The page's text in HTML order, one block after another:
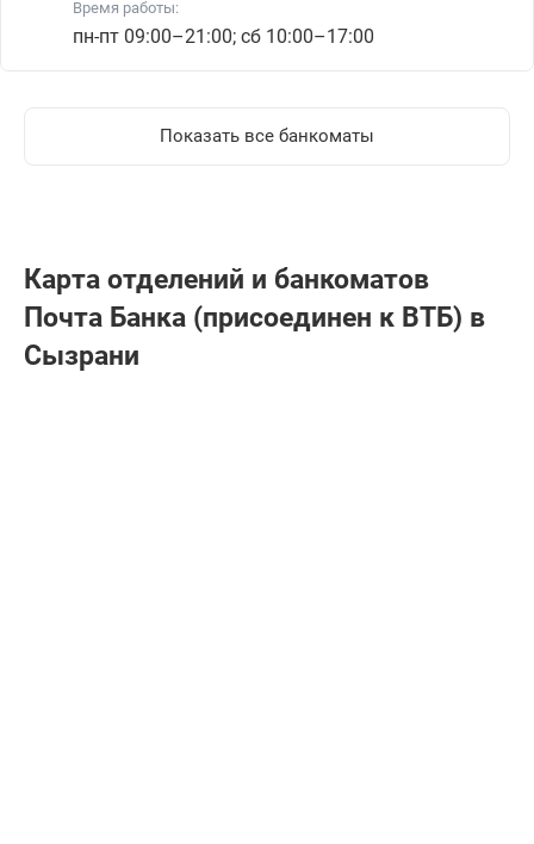
Время работы:
пн-пт 09:00–21:00; сб 10:00–17:00
Показать все банкоматы
Карта отделений и банкоматов
Почта Банкa (присоединен к ВТБ) в
Сызрани